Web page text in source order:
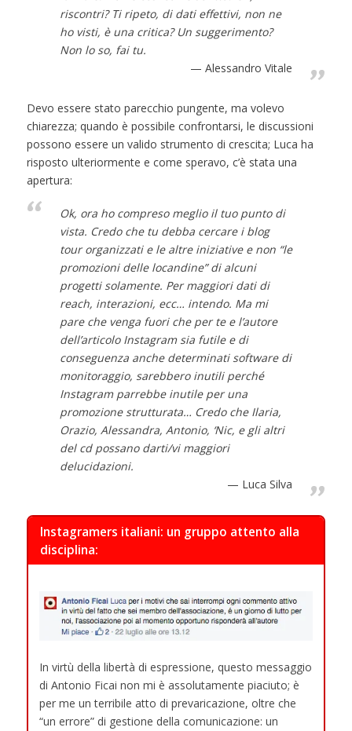
riscontri? Ti ripeto, di dati effettivi, non ne
ho visti, è una critica? Un suggerimento?
Non lo so, fai tu.
Alessandro Vitale
Devo essere stato parecchio pungente, ma volevo
chiarezza; quando è possibile confrontarsi, le discussioni
possono essere un valido strumento di crescita; Luca ha
risposto ulteriormente e come speravo, c’è stata una
apertura:
Ok, ora ho compreso meglio il tuo punto di
vista. Credo che tu debba cercare i blog
tour organizzati e le altre iniziative e non “le
promozioni delle locandine” di alcuni
progetti solamente. Per maggiori dati di
reach, interazioni, ecc… intendo. Ma mi
pare che venga fuori che per te e l’autore
dell’articolo Instagram sia futile e di
conseguenza anche determinati software di
monitoraggio, sarebbero inutili perché
Instagram parrebbe inutile per una
promozione strutturata… Credo che Ilaria,
Orazio, Alessandra, Antonio, ‘Nic, e gli altri
del cd possano darti/vi maggiori
delucidazioni.
Luca Silva
Instagramers italiani: un gruppo attento alla
disciplina:
In virtù della libertà di espressione, questo messaggio
di Antonio Ficai non mi è assolutamente piaciuto; è
per me un terribile atto di prevaricazione, oltre che
“un errore” di gestione della comunicazione: un